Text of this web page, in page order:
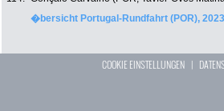
�bersicht Portugal-Rundfahrt (POR), 2023
COOKIE EINSTELLUNGEN |